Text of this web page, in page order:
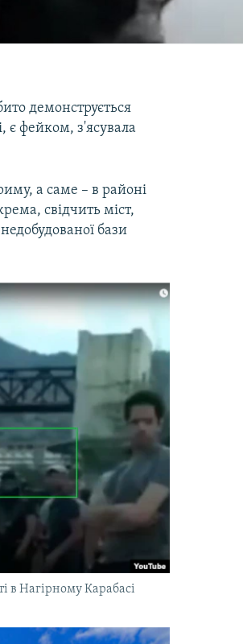
демонструється
є фейком, з'ясувала
а саме – в районі
свідчить міст,
бази
в Нагірному Карабасі